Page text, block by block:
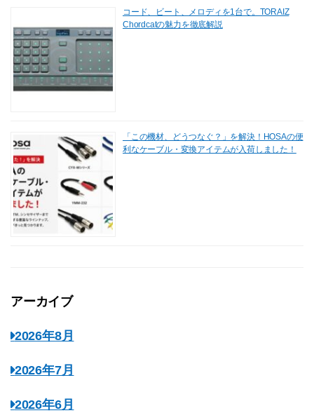
コード、ビート、メロディを1台で。TORAIZ
Chordcatの魅力を徹底解説
「この機材、どうつなぐ？」を解決！HOSAの便
利なケーブル・変換アイテムが入荷しました！
アーカイブ
2026年8月
2026年7月
2026年6月